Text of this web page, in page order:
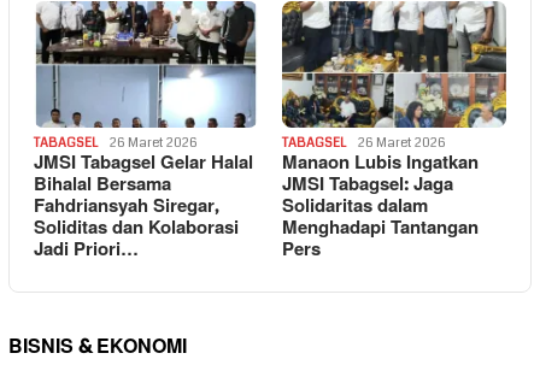
TABAGSEL 26 Maret 2026
JMSI Tabagsel Gelar Halal
Bihalal Bersama
Fahdriansyah Siregar,
Soliditas dan Kolaborasi
Jadi Priori…
TABAGSEL 26 Maret 2026
Manaon Lubis Ingatkan
JMSI Tabagsel: Jaga
Solidaritas dalam
Menghadapi Tantangan
Pers
BISNIS & EKONOMI